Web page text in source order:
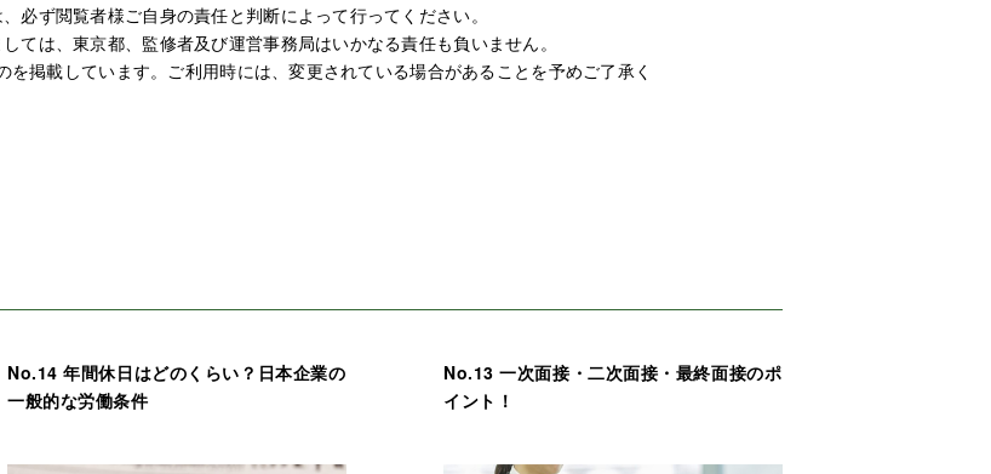
必ず閲覧者様ご自身の責任と判断によって行ってください。
ては、東京都、監修者及び運営事務局はいかなる責任も負いません。
掲載しています。ご利用時には、変更されている場合があることを予めご了承く
No.14 年間休日はどのくらい？日本企業の
一般的な労働条件
No.13 一次面接・二次面接・最終面接のポ
イント！